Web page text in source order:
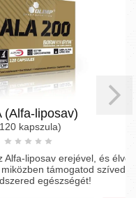
erejével, és élvezd az
szíved és